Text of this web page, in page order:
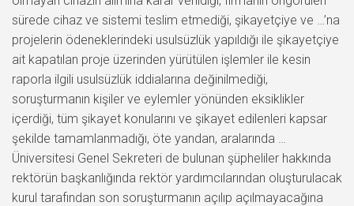
sürede cihaz ve sistemi teslim etmediği, şikayetçiye ve …’na
projelerin ödeneklerindeki usulsüzlük yapıldığı ile şikayetçiye
ait kapatılan proje üzerinden yürütülen işlemler ile kesin
raporla ilgili usulsüzlük iddialarına değinilmediği,
soruşturmanın kişiler ve eylemler yönünden eksiklikler
içerdiği, tüm şikayet konularını ve şikayet edilenleri kapsar
şekilde tamamlanmadığı, öte yandan, aralarında …
Üniversitesi Genel Sekreteri de bulunan şüpheliler hakkında
rektörün başkanlığında rektör yardımcılarından oluşturulacak
kurul tarafından son soruşturmanın açılıp açılmayacağına